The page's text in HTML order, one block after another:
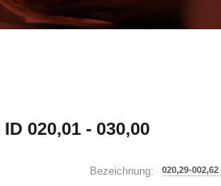
020,01 - 030,00
Bezeichnung: 020,29-002,62